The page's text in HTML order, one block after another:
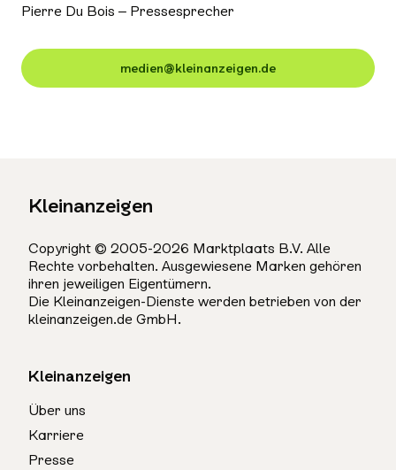
Pierre Du Bois – Pressesprecher
medien@kleinanzeigen.de
Kleinanzeigen
Copyright © 2005-2026 Marktplaats B.V. Alle
Rechte vorbehalten. Ausgewiesene Marken gehören
ihren jeweiligen Eigentümern.
Die Kleinanzeigen-Dienste werden betrieben von der
kleinanzeigen.de GmbH.
Kleinanzeigen
Über uns
Karriere
Presse